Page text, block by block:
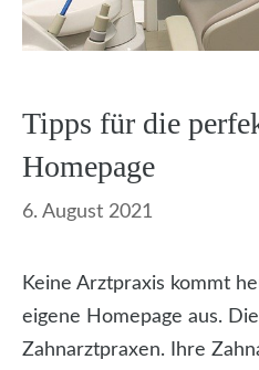
Tipps für die
Homepage
6. August 2021
Keine Arztpraxis kommt
eigene Homepage aus.
Zahnarztpraxen. Ihre